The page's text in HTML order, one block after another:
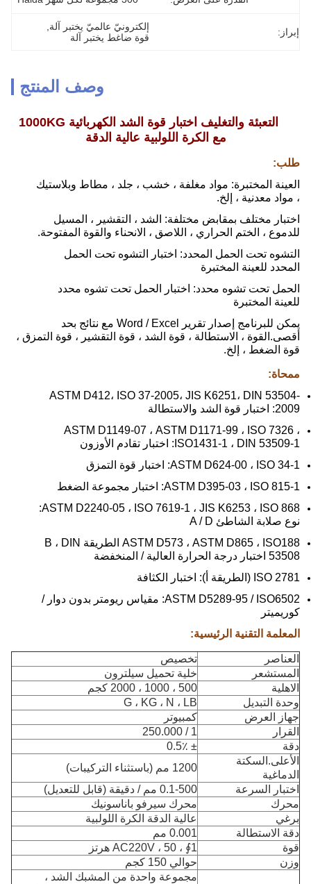
إبراز: إلكترونيّ عالميّ يختبر آلة
قوة ضاغط يختبر آلة
وصف المنتج
التعبئة والتغليف اختبار قوة الشد الكهربائية 1000KG
مع الكرة اللولبية عالية الدقة
طلب:
العينة المختبرة: مواد مغلفة ، خشب ، جلد ، مطاط وبلاستيك
، مواد معدنية ، إلخ.
اختبار مختلف بمقابض مختلفة: الشد ، التقشير ، المسيل
للدموع ، الختم الحراري ، اللاصق ، الانحناء والقوة المفتوحة.
التشوه تحت الحمل المحدد: اختبار التشوه تحت الحمل
المحدد للعينة المختبرة
الحمل تحت تشوه محدد: اختبار الحمل تحت تشوه محدد
للعينة المختبرة
يمكن للبرنامج إصدار تقرير Word / Excel مع نتائج بحد
أقصى.القوة ، الاستطالة ، قوة الشد ، قوة التقشير ، قوة التمزق ،
قوة الضغط ، إلخ.
ممحاة:
ASTM D412، ISO 37-2005، JIS K6251، DIN 53504-
2009: اختبار قوة الشد والاستطالة
ASTM D1149-07 ، ASTM D1171-99 ، ISO 7326 ،
ISO1431-1 ، DIN 53509-1: اختبار تقادم الأوزون
ASTM D624-00 ، ISO 34-1: اختبار قوة التمزق
ASTM D395-03 ، ISO 815-1: اختبار مجموعة الضغط
ASTM D2240-05 ، ISO 7619-1 ، JIS K6253 ، ISO 868:
نوع صلابة الشاطئ A / D
ASTM D573 ، ASTM D865 ، ISO188 الطريقة B ، DIN
53508 اختبار درجة الحرارة العالية / المنخفضة
ISO 2781 (الطريقة أ): اختبار الكثافة
ASTM D5289-95 / ISO6502: مقياس ريومتر بدون دوار /
كوريميتر
المعلمة التقنية الرئيسية:
العناصر
تخصيص
المستشعر
خلية تحميل سيلترون
الاهلية
500 ، 1000 ، 2000 كجم
وحدة التبديل
G ، KG ، N ، LB
جهاز العرض
كمبيوتر
القرار
1 / 250.000
دقة
± 0.5٪
الأعلى.السكتة
الدماغية
1200 مم (باستثناء التركيبات)
اختبار السرعة
0.1-500 مم / دقيقة (قابل للتعديل)
محرك
محرك سيرفو باناسونيك
برغي
عالية الدقة الكرة اللولبية
دقة الاستطالة
0.001 مم
قوة
1∮ ، AC220V ، 50 هرتز
وزن
حوالي 150 كجم
مجموعة واحدة من المشبك الشد ،